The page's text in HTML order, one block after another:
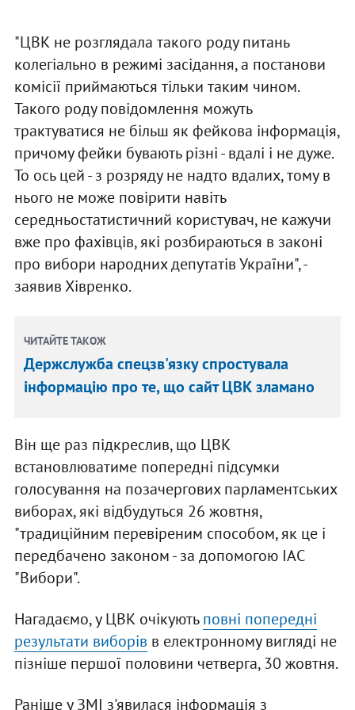
"ЦВК не розглядала такого роду питань
колегіально в режимі засідання, а постанови
комісії приймаються тільки таким чином.
Такого роду повідомлення можуть
трактуватися не більш як фейкова інформація,
причому фейки бувають різні - вдалі і не дуже.
То ось цей - з розряду не надто вдалих, тому в
нього не може повірити навіть
середньостатистичний користувач, не кажучи
вже про фахівців, які розбираються в законі
про вибори народних депутатів України", -
заявив Хівренко.
ЧИТАЙТЕ ТАКОЖ
Держслужба спецзв'язку спростувала
інформацію про те, що сайт ЦВК зламано
Він ще раз підкреслив, що ЦВК
встановлюватиме попередні підсумки
голосування на позачергових парламентських
виборах, які відбудуться 26 жовтня,
"традиційним перевіреним способом, як це і
передбачено законом - за допомогою ІАС
"Вибори".
Нагадаємо, у ЦВК очікуютьповні попередні
результати виборів в електронному вигляді не
пізніше першої половини четверга, 30 жовтня.
Раніше у ЗМІ з'явилася інформація з